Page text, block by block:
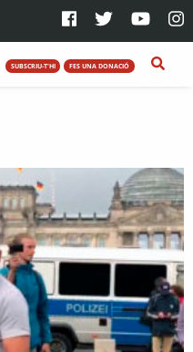
SUBSCRIU-T'HI FES UNA DONACIÓ